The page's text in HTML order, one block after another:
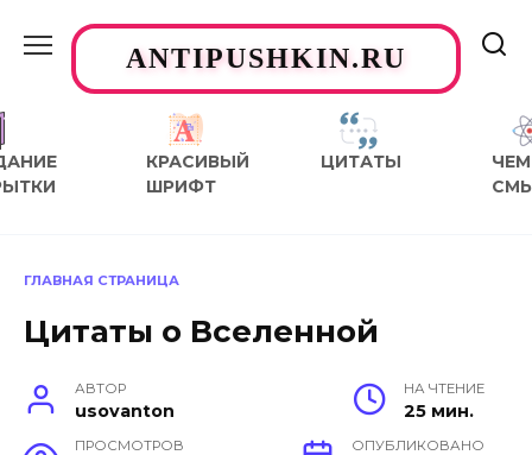
содержаниюANTIPUSHKIN.RU
КРАСИВЫЙ
ШРИФТ
ЦИТАТЫ
ЧЕМ
ГЛАВНАЯ СТРАНИЦА
Цитаты о Вселенной
АВТОР
usovanton
НА ЧТЕНИЕ
25 мин.
ПРОСМОТРОВ ОПУБЛИКОВАНО